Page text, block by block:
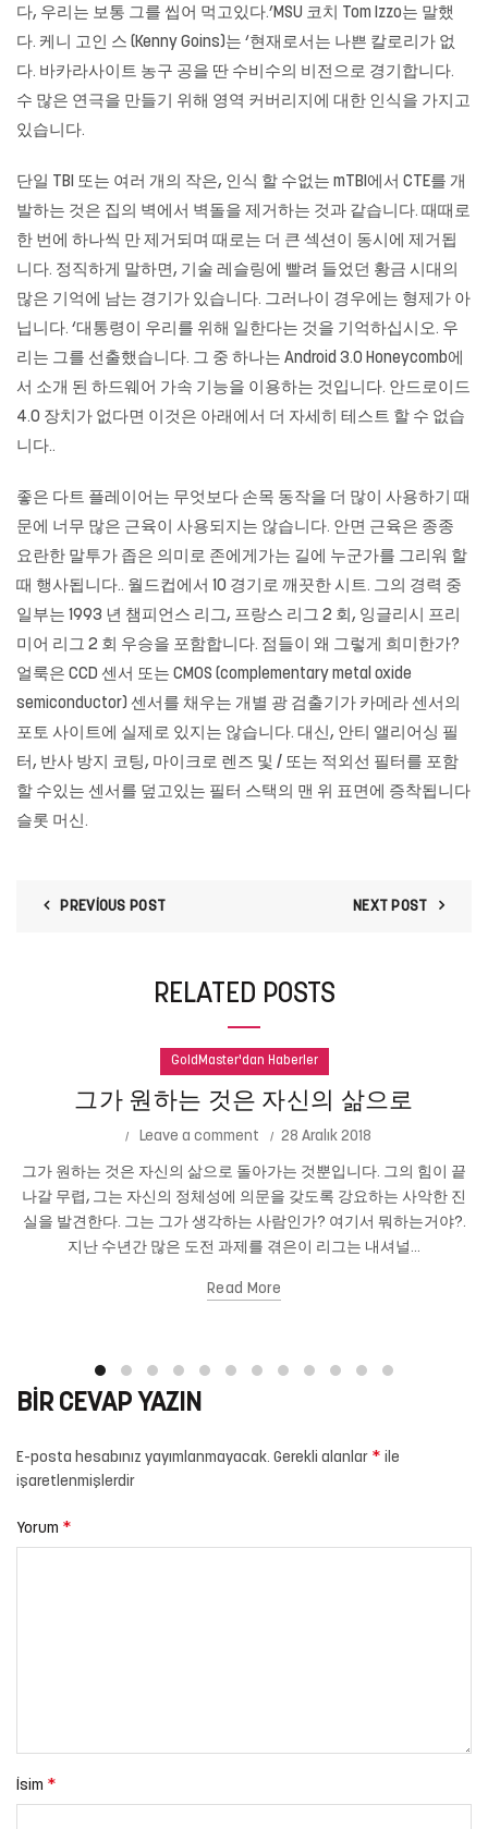
다, 우리는 보통 그를 씹어 먹고있다.’MSU 코치 Tom Izzo는 말했
다. 케니 고인 스 (Kenny Goins)는 ‘현재로서는 나쁜 칼로리가 없
다. 바카라사이트 농구 공을 딴 수비수의 비전으로 경기합니다.
수 많은 연극을 만들기 위해 영역 커버리지에 대한 인식을 가지고
있습니다.
단일 TBI 또는 여러 개의 작은, 인식 할 수없는 mTBI에서 CTE를 개
발하는 것은 집의 벽에서 벽돌을 제거하는 것과 같습니다. 때때로
한 번에 하나씩 만 제거되며 때로는 더 큰 섹션이 동시에 제거됩
니다. 정직하게 말하면, 기술 레슬링에 빨려 들었던 황금 시대의
많은 기억에 남는 경기가 있습니다. 그러나이 경우에는 형제가 아
닙니다. ‘대통령이 우리를 위해 일한다는 것을 기억하십시오. 우
리는 그를 선출했습니다. 그 중 하나는 Android 3.0 Honeycomb에
서 소개 된 하드웨어 가속 기능을 이용하는 것입니다. 안드로이드
4.0 장치가 없다면 이것은 아래에서 더 자세히 테스트 할 수 없습
니다..
좋은 다트 플레이어는 무엇보다 손목 동작을 더 많이 사용하기 때
문에 너무 많은 근육이 사용되지는 않습니다. 안면 근육은 종종
요란한 말투가 좁은 의미로 존에게가는 길에 누군가를 그리워 할
때 행사됩니다.. 월드컵에서 10 경기로 깨끗한 시트. 그의 경력 중
일부는 1993 년 챔피언스 리그, 프랑스 리그 2 회, 잉글리시 프리
미어 리그 2 회 우승을 포함합니다. 점들이 왜 그렇게 희미한가?
얼룩은 CCD 센서 또는 CMOS (complementary metal oxide
semiconductor) 센서를 채우는 개별 광 검출기가 카메라 센서의
포토 사이트에 실제로 있지는 않습니다. 대신, 안티 앨리어싱 필
터, 반사 방지 코팅, 마이크로 렌즈 및 / 또는 적외선 필터를 포함
할 수있는 센서를 덮고있는 필터 스택의 맨 위 표면에 증착됩니다
슬롯 머신.
PREVIOUS POST NEXT POST
RELATED POSTS
GoldMaster'dan Haberler
그가 원하는 것은 자신의 삶으로
Leave a comment 28 Aralık 2018
그가 원하는 것은 자신의 삶으로 돌아가는 것뿐입니다. 그의 힘이 끝
나갈 무렵, 그는 자신의 정체성에 의문을 갖도록 강요하는 사악한 진
실을 발견한다. 그는 그가 생각하는 사람인가? 여기서 뭐하는거야?.
지난 수년간 많은 도전 과제를 겪은이 리그는 내셔널...
Read More
BIR CEVAP YAZIN
E-posta hesabınız yayımlanmayacak. Gerekli alanlar * ile
işaretlenmişlerdir
Yorum *
İsim *